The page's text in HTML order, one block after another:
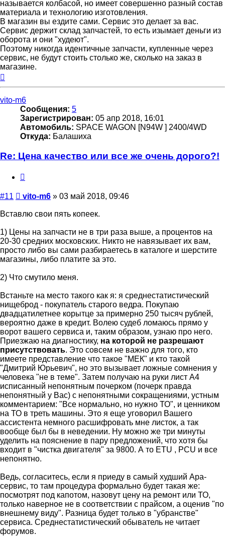
называется колбасой, но имеет совершенно разный состав
материала и технологию изготовления.
В магазин вы ездите сами. Сервис это делает за вас.
Сервис держит склад запчастей, то есть изымает деньги из
оборота и они "худеют".
Поэтому никогда идентичные запчасти, купленные через
сервис, не будут стоить столько же, сколько на заказ в
магазине.
vito-m6
Сообщения: 5
Зарегистрирован: 05 апр 2018, 16:01
Автомобиль: SPACE WAGON [N94W ] 2400/4WD
Откуда: Балашиха
Re: Цена качество или все же очень дорого?!
#11 Сообщение
vito-m6 » 03 май 2018, 09:46
Вставлю свои пять копеек.
1) Цены на запчасти не в три раза выше, а процентов на
20-30 средних московских. Никто не навязывает их вам,
просто либо вы сами разбираетесь в каталоге и шерстите
магазины, либо платите за это.
2) Что смутило меня.
Встаньте на место такого как я: я среднестатистический
нищеброд - покупатель старого ведра. Покупаю
двадцатилетнее корытце за примерно 250 тысяч рублей,
вероятно даже в кредит. Волею судеб ломаюсь прямо у
ворот вашего сервиса и, таким образом, узнаю про него.
Приезжаю на диагностику, на которой не разрешают
присутствовать. Это совсем не важно для того, кто
имеете представление что такое "МЕК" и кто такой
"Дмитрий Юрьевич", но это вызывает ложные сомнения у
человека "не в теме". Затем получаю на руки лист А4
исписанный непонятным почерком (почерк правда
непонятный у Вас) с непонятными сокращениями, устным
комментарием: "Все нормально, но нужно ТО", и ценником
на ТО в треть машины. Это я еще уговорил Вашего
ассистента немного расшифровать мне листок, а так
вообще был бы в неведении. Ну можно же три минуты
уделить на пояснение в пару предложений, что хотя бы
входит в "чистка двигателя" за 9800. А то ETU , PCU и все
непонятно.
Ведь, согласитесь, если я приеду в самый худший Ара-
сервис, то там процедура формально будет такая же:
посмотрят под капотом, назовут цену на ремонт или ТО,
только наверное не в соответствии с прайсом, а оценив "по
внешнему виду". Разница будет только в "убранстве"
сервиса. Среднестатистический обыватель не читает
форумов.